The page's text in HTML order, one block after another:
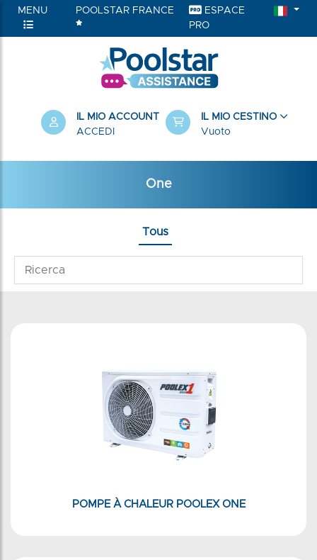
MENU POOLSTAR FRANCE
ESPACE
PRO
IL MIO ACCOUNT
ACCEDI
IL MIO CESTINO
Vuoto
One
Tous
POMPE À CHALEUR POOLEX ONE